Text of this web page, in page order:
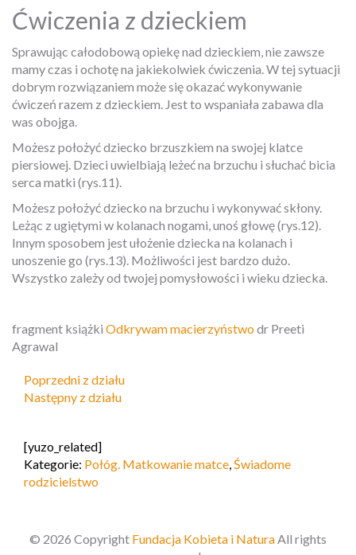
Ćwiczenia z dzieckiem
Sprawując całodobową opiekę nad dzieckiem, nie zawsze
mamy czas i ochotę na jakiekolwiek ćwiczenia. W tej sytuacji
dobrym rozwiązaniem może się okazać wykonywanie
ćwiczeń razem z dzieckiem. Jest to wspaniała zabawa dla
was obojga.
Możesz położyć dziecko brzuszkiem na swojej klatce
piersiowej. Dzieci uwielbiają leżeć na brzuchu i słuchać bicia
serca matki (rys.11).
Możesz położyć dziecko na brzuchu i wykonywać skłony.
Leżąc z ugiętymi w kolanach nogami, unoś głowę (rys.12).
Innym sposobem jest ułożenie dziecka na kolanach i
unoszenie go (rys.13). Możliwości jest bardzo dużo.
Wszystko zależy od twojej pomysłowości i wieku dziecka.
fragment książki Odkrywam macierzyństwodr Preeti
Agrawal
Poprzedni z działu
Następny z działu
[yuzo_related]
Kategorie: Połóg. Matkowanie matce,Świadome
rodzicielstwo
© 2026 Copyright Fundacja Kobieta i NaturaAll rights